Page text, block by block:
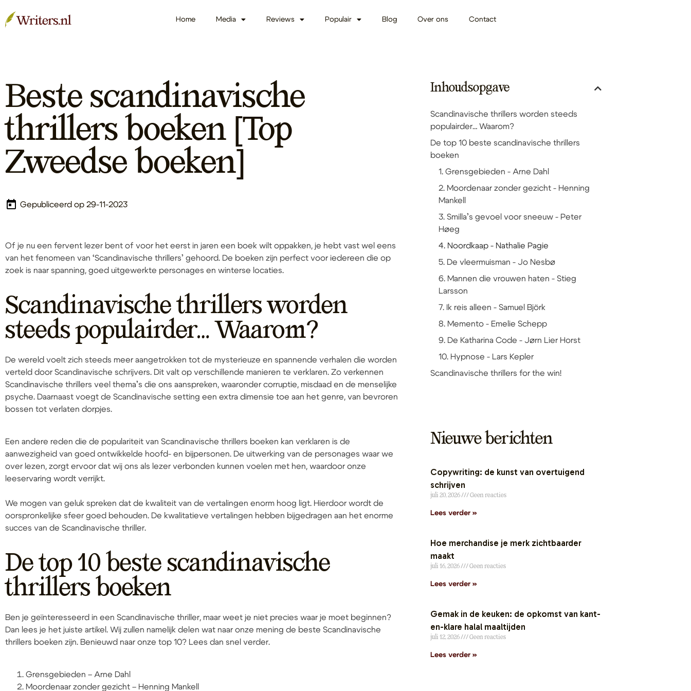
Home Media Reviews Populair Blog Over ons Contact
Beste scandinavische
thrillers boeken [Top
Zweedse boeken]
Gepubliceerd op 29-11-2023
Of je nu een fervent lezer bent of voor het eerst in jaren een boek wilt oppakken, je hebt vast wel eens
van het fenomeen van ‘Scandinavische thrillers’ gehoord. De boeken zijn perfect voor iedereen die op
zoek is naar spanning, goed uitgewerkte personages en winterse locaties.
Scandinavische thrillers worden
steeds populairder… Waarom?
De wereld voelt zich steeds meer aangetrokken tot de mysterieuze en spannende verhalen die worden
verteld door Scandinavische schrijvers. Dit valt op verschillende manieren te verklaren. Zo verkennen
Scandinavische thrillers veel thema’s die ons aanspreken, waaronder corruptie, misdaad en de menselijke
psyche. Daarnaast voegt de Scandinavische setting een extra dimensie toe aan het genre, van bevroren
bossen tot verlaten dorpjes.
Een andere reden die de populariteit van Scandinavische thrillers boeken kan verklaren is de
aanwezigheid van goed ontwikkelde hoofd- en bijpersonen. De uitwerking van de personages waar we
over lezen, zorgt ervoor dat wij ons als lezer verbonden kunnen voelen met hen, waardoor onze
leeservaring wordt verrijkt.
We mogen van geluk spreken dat de kwaliteit van de vertalingen enorm hoog ligt. Hierdoor wordt de
oorspronkelijke sfeer goed behouden. De kwalitatieve vertalingen hebben bijgedragen aan het enorme
succes van de Scandinavische thriller.
De top 10 beste scandinavische
thrillers boeken
Ben je geïnteresseerd in een Scandinavische thriller, maar weet je niet precies waar je moet beginnen?
Dan lees je het juiste artikel. Wij zullen namelijk delen wat naar onze mening de beste Scandinavische
thrillers boeken zijn. Benieuwd naar onze top 10? Lees dan snel verder.
Grensgebieden – Arne Dahl
Moordenaar zonder gezicht – Henning Mankell
Inhoudsopgave
Scandinavische thrillers worden steeds
populairder… Waarom?
De top 10 beste scandinavische thrillers
boeken
1. Grensgebieden - Arne Dahl
2. Moordenaar zonder gezicht - Henning
Mankell
3. Smilla’s gevoel voor sneeuw - Peter
Høeg
4. Noordkaap - Nathalie Pagie
5. De vleermuisman - Jo Nesbø
6. Mannen die vrouwen haten - Stieg
Larsson
7. Ik reis alleen - Samuel Björk
8. Memento - Emelie Schepp
9. De Katharina Code - Jørn Lier Horst
10. Hypnose - Lars Kepler
Scandinavische thrillers for the win!
Nieuwe berichten
Copywriting: de kunst van overtuigend
schrijven
juli 20, 2026 Geen reacties
Lees verder »
Hoe merchandise je merk zichtbaarder
maakt
juli 16, 2026 Geen reacties
Lees verder »
Gemak in de keuken: de opkomst van kant-
en-klare halal maaltijden
juli 12, 2026 Geen reacties
Lees verder »